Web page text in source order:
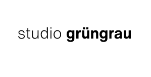
springenStartseite